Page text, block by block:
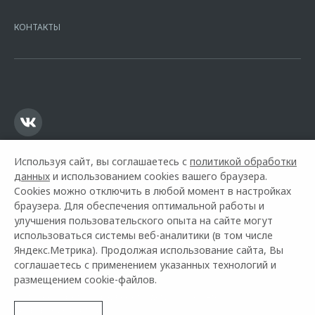
16.01.2015. Предложение ограничено и не является публичной
КОНТАКТЫ
Горячая линия OMODA: +7 (4212) 79-00-00
Используя сайт, вы соглашаетесь с политикой обработки
данных и использованием cookies вашего браузера.
Cookies можно отключить в любой момент в настройках
браузера. Для обеспечения оптимальной работы и
улучшения пользовательского опыта на сайте могут
использоваться системы веб-аналитики (в том числе
Яндекс.Метрика). Продолжая использование сайта, Вы
соглашаетесь с применением указанных технологий и
размещением cookie-файлов.